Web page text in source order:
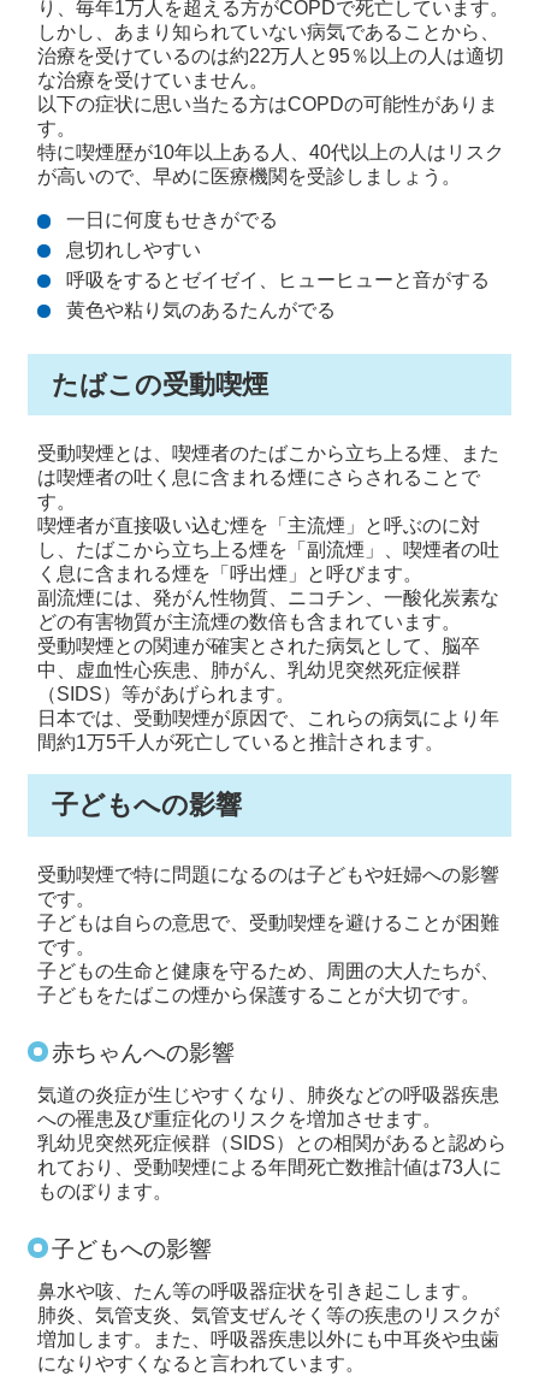
り、毎年1万人を超える方がCOPDで死亡しています。
しかし、あまり知られていない病気であることから、
治療を受けているのは約22万人と95％以上の人は適切
な治療を受けていません。
以下の症状に思い当たる方はCOPDの可能性がありま
す。
特に喫煙歴が10年以上ある人、40代以上の人はリスク
が高いので、早めに医療機関を受診しましょう。
一日に何度もせきがでる
息切れしやすい
呼吸をするとゼイゼイ、ヒューヒューと音がする
黄色や粘り気のあるたんがでる
たばこの受動喫煙
受動喫煙とは、喫煙者のたばこから立ち上る煙、また
は喫煙者の吐く息に含まれる煙にさらされることで
す。
喫煙者が直接吸い込む煙を「主流煙」と呼ぶのに対
し、たばこから立ち上る煙を「副流煙」、喫煙者の吐
く息に含まれる煙を「呼出煙」と呼びます。
副流煙には、発がん性物質、ニコチン、一酸化炭素な
どの有害物質が主流煙の数倍も含まれています。
受動喫煙との関連が確実とされた病気として、脳卒
中、虚血性心疾患、肺がん、乳幼児突然死症候群
（SIDS）等があげられます。
日本では、受動喫煙が原因で、これらの病気により年
間約1万5千人が死亡していると推計されます。
子どもへの影響
受動喫煙で特に問題になるのは子どもや妊婦への影響
です。
子どもは自らの意思で、受動喫煙を避けることが困難
です。
子どもの生命と健康を守るため、周囲の大人たちが、
子どもをたばこの煙から保護することが大切です。
赤ちゃんへの影響
気道の炎症が生じやすくなり、肺炎などの呼吸器疾患
への罹患及び重症化のリスクを増加させます。
乳幼児突然死症候群（SIDS）との相関があると認めら
れており、受動喫煙による年間死亡数推計値は73人に
ものぼります。
子どもへの影響
鼻水や咳、たん等の呼吸器症状を引き起こします。
肺炎、気管支炎、気管支ぜんそく等の疾患のリスクが
増加します。また、呼吸器疾患以外にも中耳炎や虫歯
になりやすくなると言われています。